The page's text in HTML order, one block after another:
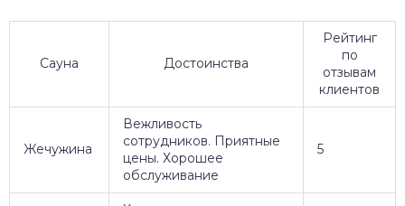
Сауна Достоинства
Рейтинг
по
отзывам
клиентов
Жечужина
Вежливость
сотрудников. Приятные
цены. Хорошее
обслуживание
5